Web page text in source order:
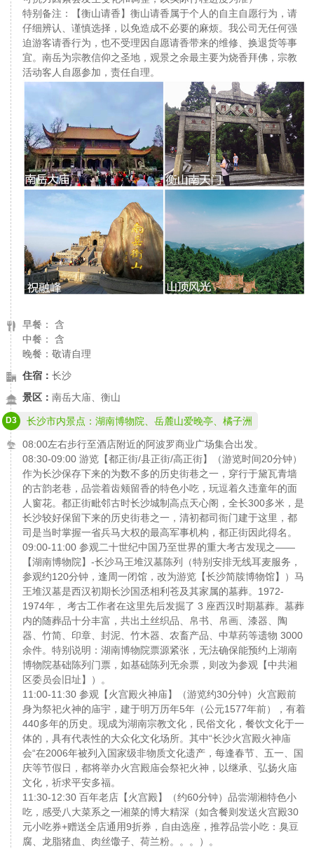
特别备注：【衡山请香】衡山请香属于个人的自主自愿行为，请
仔细辨认、谨慎选择，以免造成不必要的麻烦。我公司无任何强
迫游客请香行为，也不受理因自愿请香带来的维修、换退货等事
宜。南岳为宗教信仰之圣地，观景之余最主要为烧香拜佛，宗教
活动客人自愿参加，责任自理。
早餐： 含
中餐： 含
晚餐：敬请自理
住宿： 长沙
景区： 南岳大庙、衡山
D3 长沙市内景点：湖南博物院、岳麓山爱晚亭、橘子洲
08:00左右步行至酒店附近的阿波罗商业广场集合出发。
08:30-09:00 游览【都正街/县正街/高正街】（游览时间20分钟）
作为长沙保存下来的为数不多的历史街巷之一，穿行于黛瓦青墙
的古韵老巷，品尝着齿颊留香的特色小吃，玩逗着久违童年的面
人窗花。都正街毗邻古时长沙城制高点天心阁，全长300多米，是
长沙较好保留下来的历史街巷之一，清初都司衙门建于这里，都
司是当时掌握一省兵马大权的最高军事机构，都正街因此得名。
09:00-11:00 参观二十世纪中国乃至世界的重大考古发现之——
【湖南博物院】-长沙马王堆汉墓陈列（特别安排无线耳麦服务，
参观约120分钟，逢周一闭馆，改为游览【长沙简牍博物馆】）马
王堆汉墓是西汉初期长沙国丞相利苍及其家属的墓葬。1972-
1974年， 考古工作者在这里先后发掘了 3 座西汉时期墓葬。墓葬
内的随葬品十分丰富，共出土丝织品、帛书、帛画、漆器、陶
器、竹简、印章、封泥、竹木器、农畜产品、中草药等遗物 3000
余件。特别说明：湖南博物院票源紧张，无法确保能预约上湖南
博物院基础陈列门票，如基础陈列无余票，则改为参观【中共湘
区委员会旧址】）。
11:00-11:30 参观【火宫殿火神庙】（游览约30分钟）火宫殿前
身为祭祀火神的庙宇，建于明万历年5年（公元1577年前），有着
440多年的历史。现成为湖南宗教文化，民俗文化，餐饮文化于一
体的，具有代表性的大众化文化场所。其中“长沙火宫殿火神庙
会“在2006年被列入国家级非物质文化遗产，每逢春节、五一、国
庆等节假日，都将举办火宫殿庙会祭祀火神，以继承、弘扬火庙
文化，祈求平安多福。
11:30-12:30 百年老店【火宫殿】（约60分钟）品尝湖湘特色小
吃，感受八大菜系之一湘菜的博大精深（如含餐则发送火宫殿30
元小吃券+赠送全店通用9折券，自由选座，推荐品尝小吃：臭豆
腐、龙脂猪血、肉丝馓子、荷兰粉。。。）。